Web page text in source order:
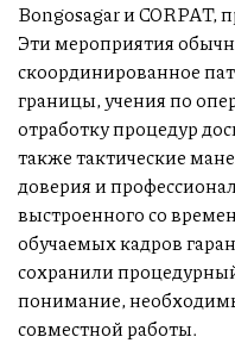
Bongosagar и
Эти мероприятия
скоординированное
границы, учения по
отработку процедур
также тактические
доверия и
выстроенного со
обучаемых кадров
сохранили
понимание,
совместной работы.